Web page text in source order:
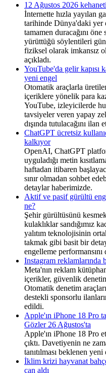
12 Ağustos 2026
İnternette hızla yayılan
tarihinde Dünya'daki
tamamen duracağını
yürüttüğü söylentileri
fiziksel olarak imkansız
açıkladı.
YouTube'da gelir kapısı
yeni engel
Otomatik araçlarla
içeriklere yönelik para
YouTube, izleyicilerde
tavsiyeler veren yapay
dışında tutulacağını ilan
ChatGPT ücretsiz
kalkıyor
OpenAI, ChatGPT
uyguladığı metin
haftadan itibaren
sınır olmadan sohbet
detaylar haberimizde.
Aktif ve pasif gürültü
ne?
Şehir gürültüsünü
kulaklıklar sandığımız
yalıtım teknolojisinin
takmak gibi basit bir
engelleme
Instagram reklamlarında
Meta'nın reklam
içerikler, güvenlik
Otomatik denetim
destekli sponsorlu
edildi.
Apple'ın iPhone 18 Pro
Gözler 26 Ağustos'ta
Apple'ın iPhone 18 Pro
çıktı. Davetiyenin ne
tanıtılması beklenen
İklim krizi hayvanat
can aldı